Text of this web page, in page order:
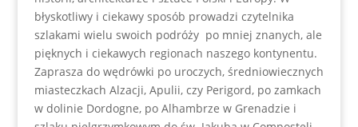
błyskotliwy i ciekawy sposób prowadzi czytelnika
szlakami wielu swoich podróży po mniej znanych, ale
pięknych i ciekawych regionach naszego kontynentu.
Zaprasza do wędrówki po uroczych, średniowiecznych
miasteczkach Alzacji, Apulii, czy Perigord, po zamkach
w dolinie Dordogne, po Alhambrze w Grenadzie i